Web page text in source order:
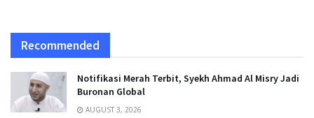
Recommended
Notifikasi Merah Terbit, Syekh Ahmad Al Misry Jadi
Buronan Global
AUGUST 3, 2026